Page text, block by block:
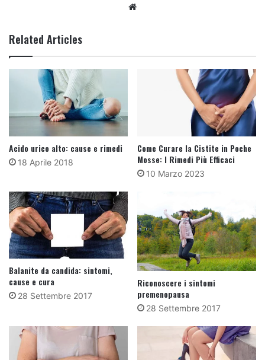
Website
Related Articles
Acido urico alto: cause e rimedi
18 Aprile 2018
Come Curare la Cistite in Poche
Mosse: I Rimedi Più Efficaci
10 Marzo 2023
Balanite da candida: sintomi,
cause e cura
28 Settembre 2017
Riconoscere i sintomi
premenopausa
28 Settembre 2017